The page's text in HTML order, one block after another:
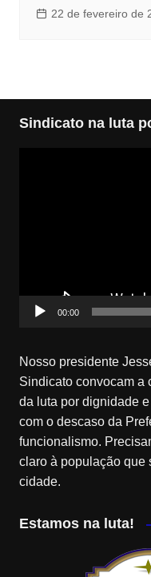
22 de fevereiro de
Sindicato na luta
00:00
Nosso presidente
Sindicato convocam a
da luta por dignidade
com o descaso da
funcionalismo.
claro à população que
cidade.
Estamos na luta!